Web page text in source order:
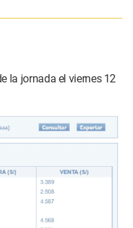
la jornada el viernes 12